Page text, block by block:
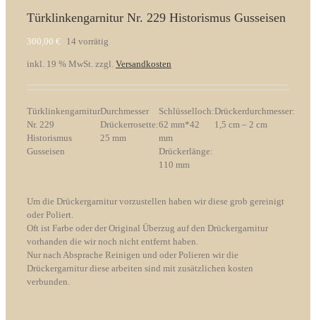
Türklinkengarnitur Nr. 229 Historismus Gusseisen
300,00 € 14 vorrätig
inkl. 19 % MwSt. zzgl. Versandkosten
Türklinkengarnitur
Nr. 229
Historismus
Gusseisen
Durchmesser
Drückerrosette:
25 mm
Schlüsselloch:
62 mm*42
mm
Drückerlänge:
110 mm
Drückerdurchmesser:
1,5 cm – 2 cm
Um die Drückergarnitur vorzustellen haben wir diese grob gereinigt
oder Poliert.
Oft ist Farbe oder der Original Überzug auf den Drückergarnitur
vorhanden die wir noch nicht entfernt haben.
Nur nach Absprache Reinigen und oder Polieren wir die
Drückergarnitur diese arbeiten sind mit zusätzlichen kosten
verbunden.